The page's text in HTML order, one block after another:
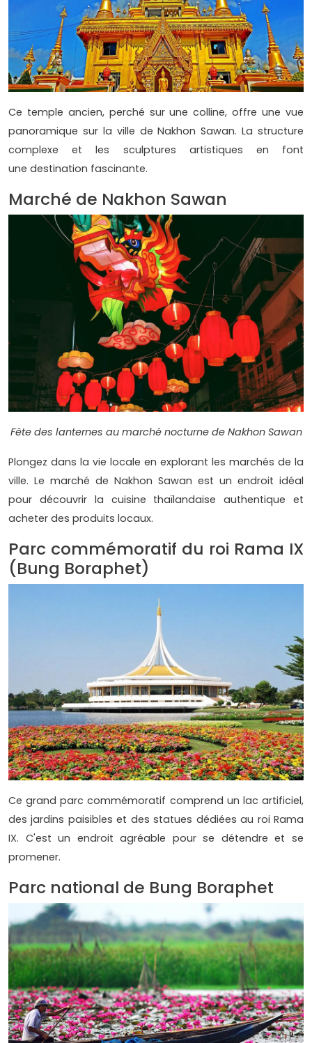
Ce temple ancien, perché sur une colline, offre une vue
panoramique sur la ville de Nakhon Sawan. La structure
complexe et les sculptures artistiques en font
une destination fascinante.
Marché de Nakhon Sawan
Fête des lanternes au marché nocturne de Nakhon Sawan
Plongez dans la vie locale en explorant les marchés de la
ville. Le marché de Nakhon Sawan est un endroit idéal
pour découvrir la cuisine thaïlandaise authentique et
acheter des produits locaux.
Parc commémoratif du roi Rama IX
(Bung Boraphet)
Ce grand parc commémoratif comprend un lac artificiel,
des jardins paisibles et des statues dédiées au roi Rama
IX. C'est un endroit agréable pour se détendre et se
promener.
Parc national de Bung Boraphet